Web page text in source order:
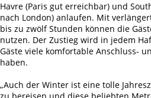
Havre (Paris gut erreichbar) und
nach London) anlaufen. Mit
bis zu zwölf Stunden können die
nutzen. Der Zustieg wird in jedem
Gäste viele komfortable Anschluss-
haben.
„Auch der Winter ist eine tolle